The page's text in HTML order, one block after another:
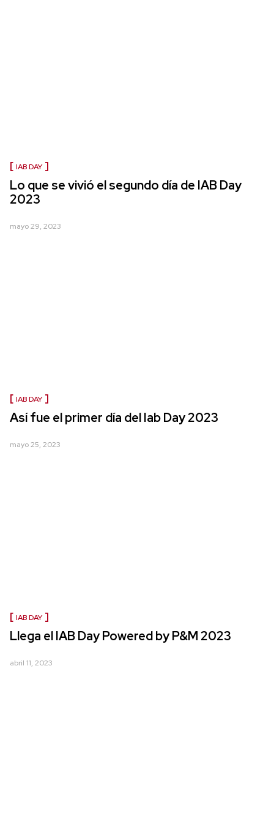
IAB DAY
Lo que se vivió el segundo día de IAB Day
2023
mayo 29, 2023
IAB DAY
Así fue el primer día del Iab Day 2023
mayo 25, 2023
IAB DAY
Llega el IAB Day Powered by P&M 2023
abril 11, 2023